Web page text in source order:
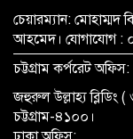
চেয়ারম্যান: মোহাম্মদ
আহমেদ। যোগাযোগ
চট্টগ্রাম কর্পরেট অফিস:
জহুরুল উল্লাহ্য ব্লিডিং
চট্টগ্রাম-৪১০০।